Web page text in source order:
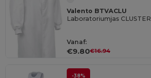
Valento BTVACLU
Laboratoriumjas CLUSTER
Vanaf:
€9.80€16.94
-38%